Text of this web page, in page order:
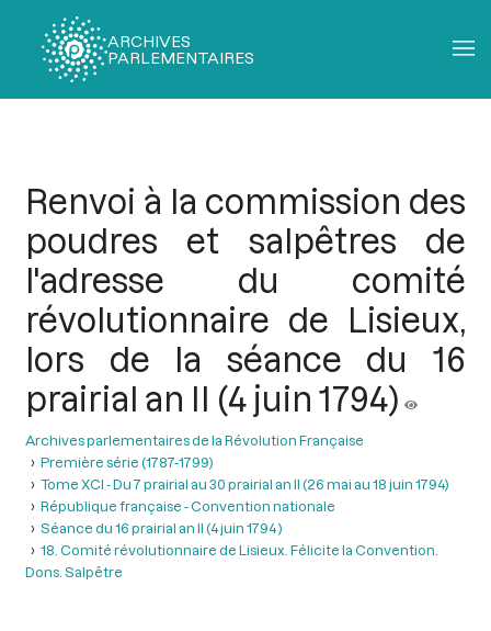
ARCHIVES
PARLEMENTAIRES
Renvoi à la commission des
poudres et salpêtres de
l'adresse du comité
révolutionnaire de Lisieux,
lors de la séance du 16
prairial an II (4 juin 1794)
Archives parlementaires de la Révolution Française
Première série (1787-1799)
Tome XCI - Du 7 prairial au 30 prairial an II (26 mai au 18 juin 1794)
République française - Convention nationale
Séance du 16 prairial an II (4 juin 1794 )
18. Comité révolutionnaire de Lisieux. Félicite la Convention.
Dons. Salpêtre